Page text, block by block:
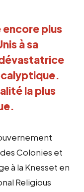
encore plus
à sa
la plus
Colonies et
à la Knesset en
Religious